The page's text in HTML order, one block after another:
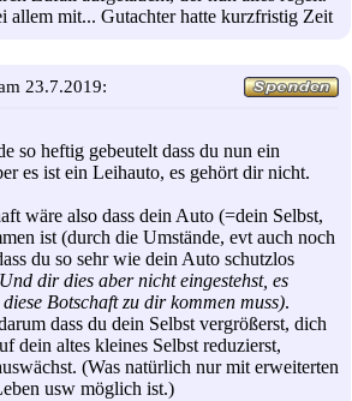
allem mit... Gutachter hatte kurzfristig Zeit
23.7.2019:
so heftig gebeutelt dass du nun ein
es ist ein Leihauto, es gehört dir nicht.
wäre also dass dein Auto (=dein Selbst,
ist (durch die Umstände, evt auch noch
du so sehr wie dein Auto schutzlos
dir dies aber nicht eingestehst, es
Botschaft zu dir kommen muss).
dass du dein Selbst vergrößerst, dich
dein altes kleines Selbst reduzierst,
(Was natürlich nur mit erweiterten
usw möglich ist.)